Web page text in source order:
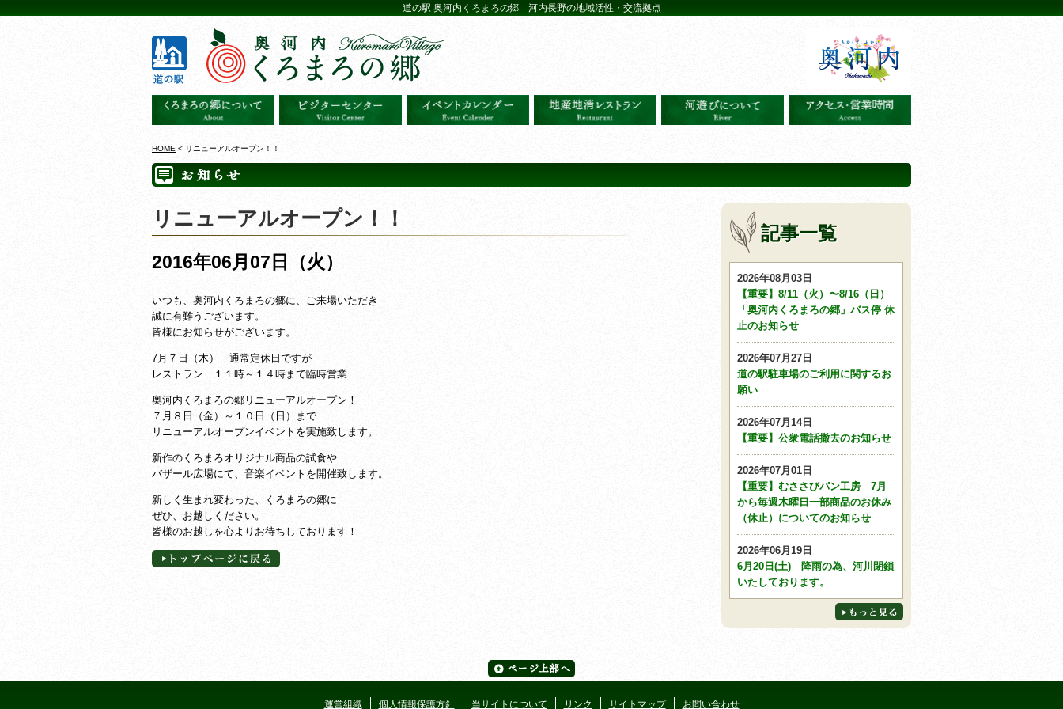
道の駅 奥河内くろまろの郷 河内長野の地域活性・交流拠点
HOME < リニューアルオープン！！
リニューアルオープン！！
2016年06月07日（火）
いつも、奥河内くろまろの郷に、ご来場いただき
誠に有難うございます。
皆様にお知らせがございます。
7月７日（木） 通常定休日ですが
レストラン １１時～１４時まで臨時営業
奥河内くろまろの郷リニューアルオープン！
７月８日（金）～１０日（日）まで
リニューアルオープンイベントを実施致します。
新作のくろまろオリジナル商品の試食や
バザール広場にて、音楽イベントを開催致します。
新しく生まれ変わった、くろまろの郷に
ぜひ、お越しください。
皆様のお越しを心よりお待ちしております！
記事一覧
2026年08月03日
【重要】8/11（火）〜8/16（日）
「奥河内くろまろの郷」バス停 休
止のお知らせ
2026年07月27日
道の駅駐車場のご利用に関するお
願い
2026年07月14日
【重要】公衆電話撤去のお知らせ
2026年07月01日
【重要】むささびパン工房 7月
から毎週木曜日一部商品のお休み
（休止）についてのお知らせ
2026年06月19日
6月20日(土) 降雨の為、河川閉鎖
いたしております。
運営組織 個人情報保護方針 当サイトについて リンク サイトマップ お問い合わせ